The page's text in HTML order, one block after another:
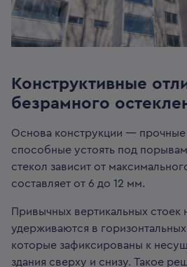
Конструктивные
безрамного
Основа конструкции — прочные
способные устоять под
стекол зависит от
составляет от 6 до 12 мм.
Привычных вертикальных стоек
удерживаются в
которые зафиксированы к
здания сверху и снизу. Такое